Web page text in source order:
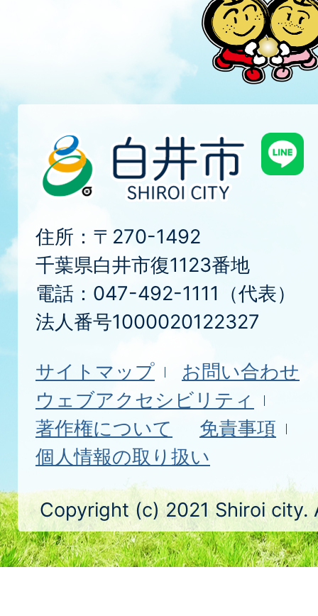
住所：〒270-1492
千葉県白井市復1123番地
電話：047-492-1111（代表）
法人番号1000020122327
サイトマップ
お問い合わせ
ウェブアクセシビリティ
著作権について
免責事項
個人情報の取り扱い
Copyright (c) 2021 Shiroi city.